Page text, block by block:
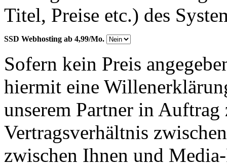
Titel, Preise etc.) des
SSD Webhosting ab 4,99/Mo.
Sofern kein Preis
hiermit eine
unserem Partner in
Vertragsverhältnis
zwischen Ihnen und